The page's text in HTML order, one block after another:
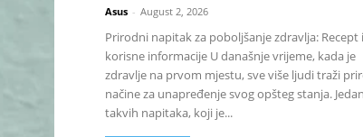
Asus - August 2, 2026
Prirodni napitak za poboljšanje zdravlja: Recept i
korisne informacije U današnje vrijeme, kada je
zdravlje na prvom mjestu, sve više ljudi traži
načine za unapređenje svog opšteg stanja.
takvih napitaka, koji je...